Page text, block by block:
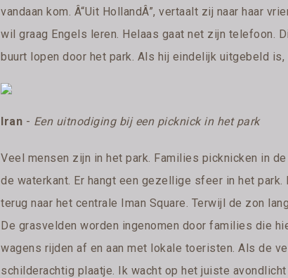
vandaan kom. Â“Uit HollandÂ”, vertaalt zij naar haar
wil graag Engels leren. Helaas gaat net zijn telefoon.
buurt lopen door het park. Als hij eindelijk uitgebeld is,
Iran - Een uitnodiging bij een picknick in het park
Veel mensen zijn in het park. Families picknicken in
de waterkant. Er hangt een gezellige sfeer in het
terug naar het centrale Iman Square. Terwijl de zon
De grasvelden worden ingenomen door families die
wagens rijden af en aan met lokale toeristen. Als de
schilderachtig plaatje. Ik wacht op het juiste